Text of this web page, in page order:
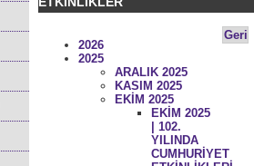
Geri
2026
2025
ARALIK 2025
KASIM 2025
EKİM 2025
EKİM 2025
| 102.
YILINDA
CUMHURİYET